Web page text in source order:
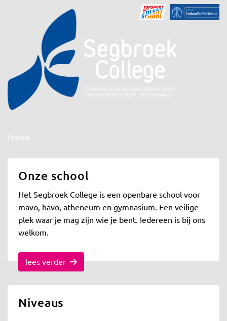
Home
Onze school
Het Segbroek College is een openbare school voor
mavo, havo, atheneum en gymnasium. Een veilige
plek waar je mag zijn wie je bent. Iedereen is bij ons
welkom.
lees verder
Niveaus